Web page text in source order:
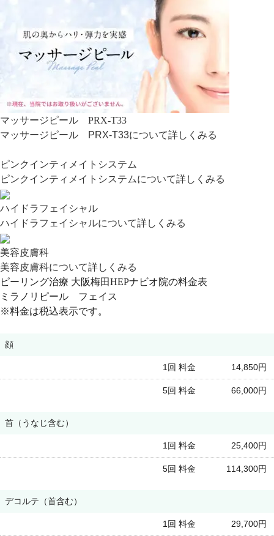
マッサージピール PRX-T33
マッサージピール PRX-T33について詳しくみる
ピンクインティメイトシステム
ピンクインティメイトシステムについて詳しくみる
ハイドラフェイシャル
ハイドラフェイシャルについて詳しくみる
美容皮膚科
美容皮膚科について詳しくみる
ピーリング治療 大阪梅田HEPナビオ院の料金表
ミラノリピール フェイス
※料金は税込表示です。
顔
1回 料金 14,850円
5回 料金 66,000円
首（うなじ含む）
1回 料金 25,400円
5回 料金 114,300円
デコルテ（首含む）
1回 料金 29,700円